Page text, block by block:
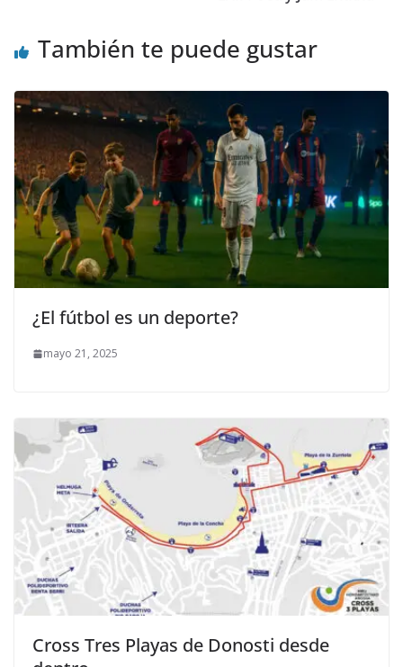
k r
También te puede gustar
¿El fútbol es un deporte?
mayo 21, 2025
Cross Tres Playas de Donosti desde